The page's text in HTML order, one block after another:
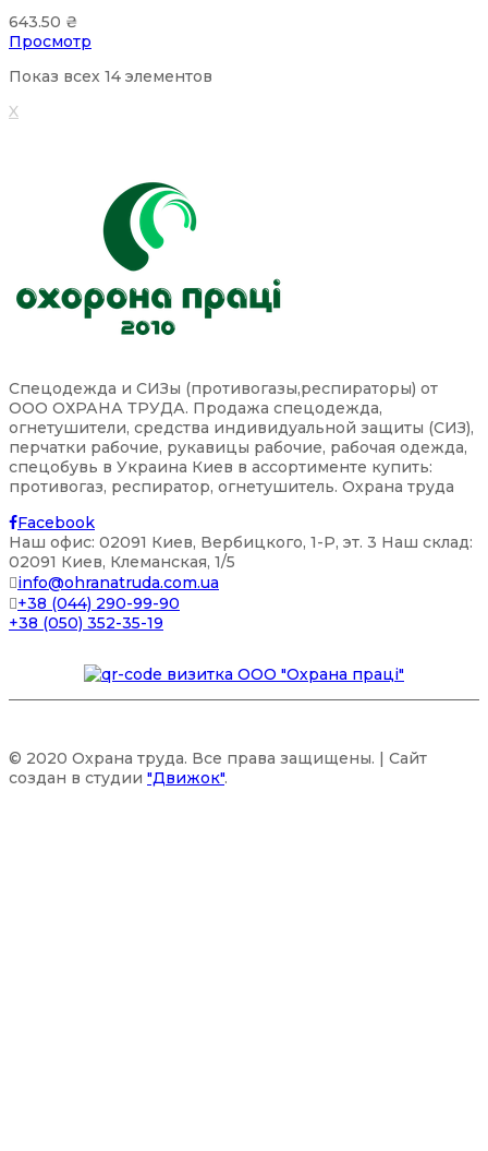
643.50 ₴
Просмотр
Показ всех 14 элементов
X
Спецодежда и СИЗы (противогазы,респираторы) от
ООО ОХРАНА ТРУДА. Продажа спецодежда,
огнетушители, средства индивидуальной защиты (СИЗ),
перчатки рабочие, рукавицы рабочие, рабочая одежда,
спецобувь в Украина Киев в ассортименте купить:
противогаз, респиратор, огнетушитель. Охрана труда
Facebook
Наш офис: 02091 Киев, Вербицкого, 1-P, эт. 3 Наш склад:
02091 Киев, Клеманская, 1/5
info@ohranatruda.com.ua
+38 (044) 290-99-90
+38 (050) 352-35-19
© 2020 Охрана труда. Все права защищены. | Сайт
создан в студии "Движок".